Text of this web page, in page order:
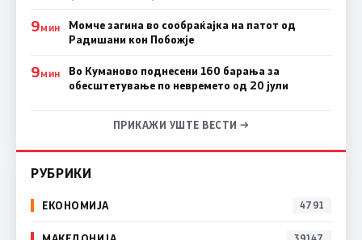
9МИН
Момче загина во сообраќајка на патот од
Радишани кон Побожје
9МИН
Во Куманово поднесени 160 барања за
обесштетување по невремето од 20 јули
ПРИКАЖИ УШТЕ ВЕСТИ →
РУБРИКИ
ЕКОНОМИЈА 4791